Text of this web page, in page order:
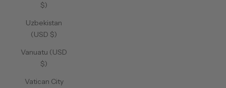
$)
Uzbekistan
(USD $)
Vanuatu (USD
$)
Vatican City